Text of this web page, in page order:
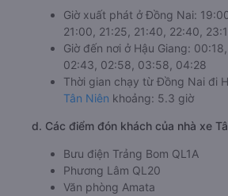
Giờ xuất phát ở Đồng Nai:
21:00, 21:25, 21:40, 22:40,
Giờ đến nơi ở Hậu Giang:
02:43, 02:58, 03:58, 04:28
Thời gian chạy từ Đồng Nai đi
Tân Niên khoảng: 5.3 giờ
d. Các điểm đón khách của nhà xe
Bưu điện Trảng Bom QL1A
Phương Lâm QL20
Văn phòng Amata